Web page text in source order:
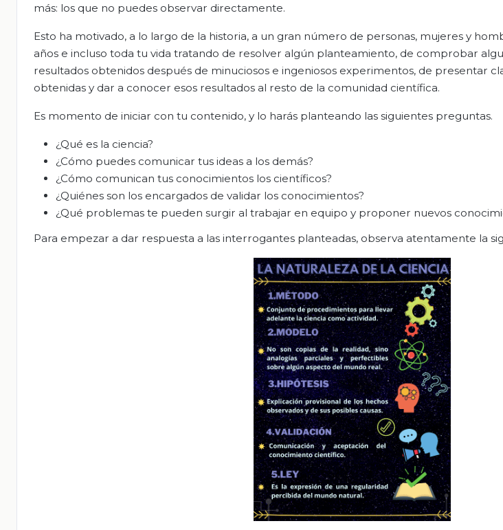
más: los que no puedes observar directamente.
Esto ha motivado, a lo largo de la historia, a un gran número de personas, mujeres y
años e incluso toda tu vida tratando de resolver algún planteamiento, de comprobar
resultados obtenidos después de minuciosos e ingeniosos experimentos, de presentar
obtenidas y dar a conocer esos resultados al resto de la comunidad científica.
Es momento de iniciar con tu contenido, y lo harás planteando las siguientes preguntas.
¿Qué es la ciencia?
¿Cómo puedes comunicar tus ideas a los demás?
¿Cómo comunican tus conocimientos los científicos?
¿Quiénes son los encargados de validar los conocimientos?
¿Qué problemas te pueden surgir al trabajar en equipo y proponer nuevos
Para empezar a dar respuesta a las interrogantes planteadas, observa atentamente la